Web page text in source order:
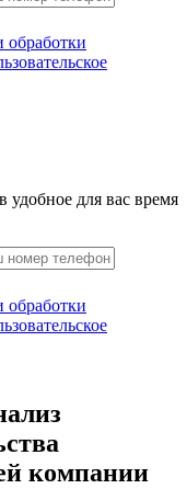
обработки
для вас время
обработки
компании